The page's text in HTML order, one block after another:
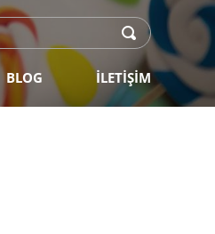
BLOG İLETİŞİM